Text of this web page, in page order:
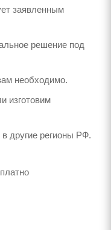
заявленным
решение под
необходимо.
изготовим
другие регионы РФ.